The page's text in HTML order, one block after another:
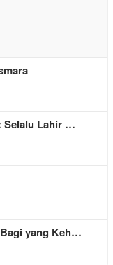
Selalu Lahir …
yang Keh…